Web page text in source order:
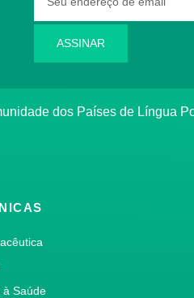
ASSINAR
dos Países de Língua
à Saúde